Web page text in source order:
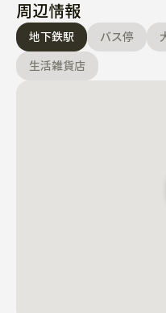
周辺情報
地下鉄駅 バス停
生活雑貨店